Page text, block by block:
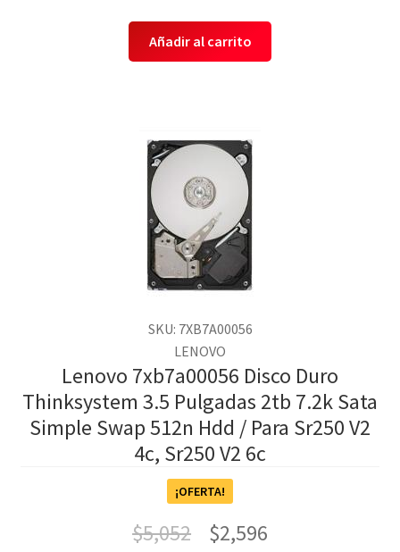
Añadir al carrito
SKU: 7XB7A00056
LENOVO
Lenovo 7xb7a00056 Disco Duro
Thinksystem 3.5 Pulgadas 2tb 7.2k Sata
Simple Swap 512n Hdd / Para Sr250 V2
4c, Sr250 V2 6c
¡OFERTA!
$5,052 $2,596